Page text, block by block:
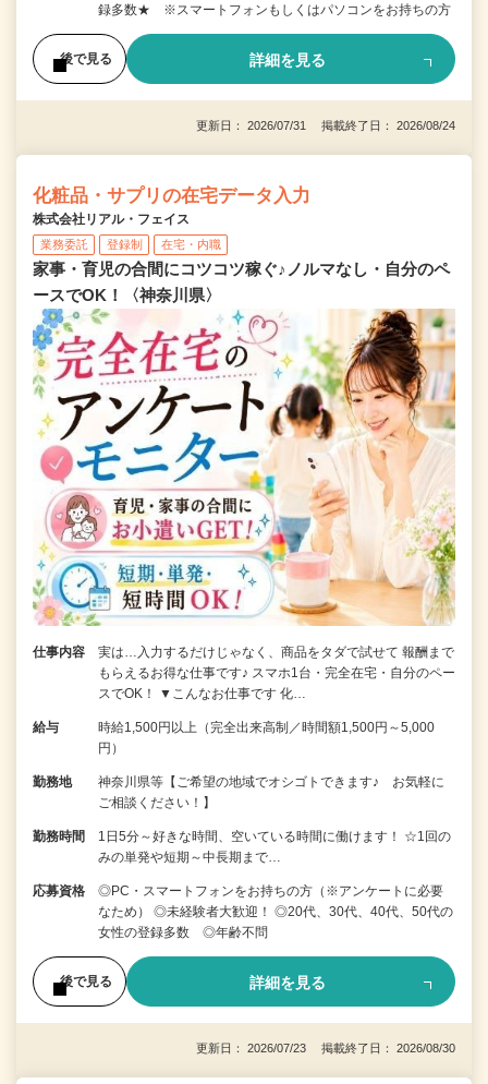
録多数★ ※スマートフォンもしくはパソコンをお持ちの方
後で見る 詳細を見る
更新日： 2026/07/31 掲載終了日： 2026/08/24
化粧品・サプリの在宅データ入力
株式会社リアル・フェイス
業務委託 登録制 在宅・内職
家事・育児の合間にコツコツ稼ぐ♪ノルマなし・自分のペ
ースでOK！〈神奈川県〉
仕事内容
実は…入力するだけじゃなく、商品をタダで試せて 報酬まで
もらえるお得な仕事です♪ スマホ1台・完全在宅・自分のペー
スでOK！ ▼こんなお仕事です 化…
給与
時給1,500円以上（完全出来高制／時間額1,500円～5,000
円）
勤務地
神奈川県等【ご希望の地域でオシゴトできます♪ お気軽に
ご相談ください！】
勤務時間
1日5分～好きな時間、空いている時間に働けます！ ☆1回の
みの単発や短期～中長期まで…
応募資格
◎PC・スマートフォンをお持ちの方（※アンケートに必要
なため） ◎未経験者大歓迎！ ◎20代、30代、40代、50代の
女性の登録多数 ◎年齢不問
後で見る 詳細を見る
更新日： 2026/07/23 掲載終了日： 2026/08/30